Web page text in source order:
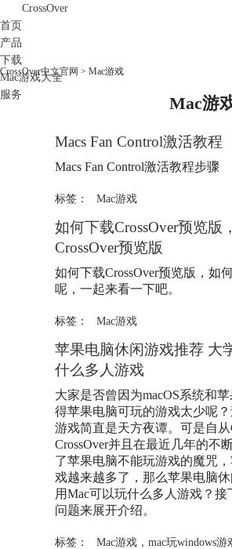
CrossOver
首页
产品
下载
Mac游戏大全
服务
CrossOver中文官网 > Mac游戏
Mac游
Macs Fan Control激活教程
Macs Fan Control激活教程步骤
标签： Mac游戏
如何下载CrossOver预览版
CrossOver预览版
如何下载CrossOver预览版，如
呢，一起来看一下吧。
标签： Mac游戏
苹果电脑休闲游戏推荐 大
什么多人游戏
大家是否曾因为macOS系统和
得苹果电脑可玩的游戏太少呢
游戏简直是天方夜谭。可是自从
CrossOver并且在最近几年的不
了苹果电脑不能玩游戏的魔咒
戏越来越多了，那么苹果电脑
用Mac可以玩什么多人游戏？
问题来展开介绍。
标签： Mac游戏， mac玩windows游